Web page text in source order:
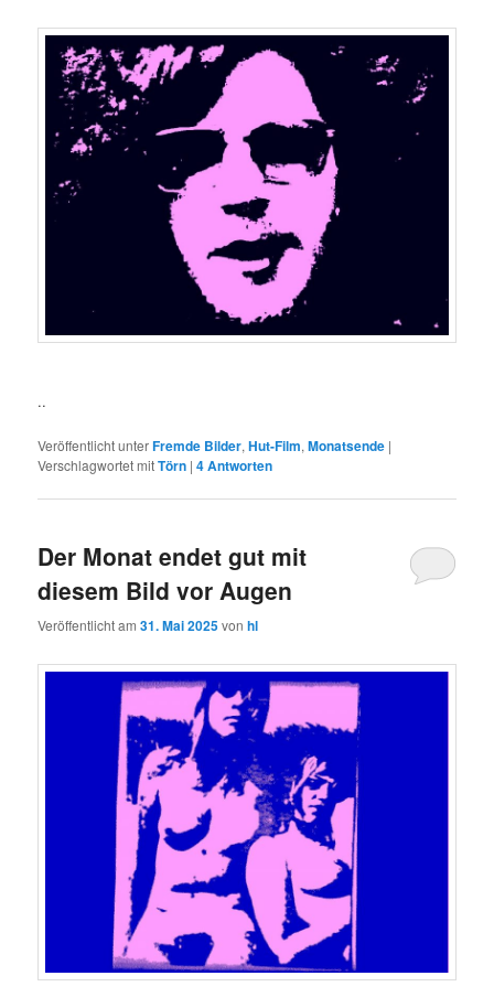
..
Veröffentlicht unterFremde Bilder,Hut-Film,Monatsende |
Verschlagwortet mitTörn |4Antworten
Der Monat endet gut mit
diesem Bild vor Augen
Veröffentlicht am31. Mai 2025vonhl